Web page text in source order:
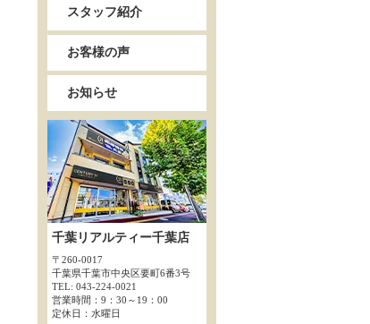
スタッフ紹介
お客様の声
お知らせ
千葉リアルティー千葉店
〒260-0017
千葉県千葉市中央区要町6番3号
TEL: 043-224-0021
営業時間：9：30～19：00
定休日：水曜日